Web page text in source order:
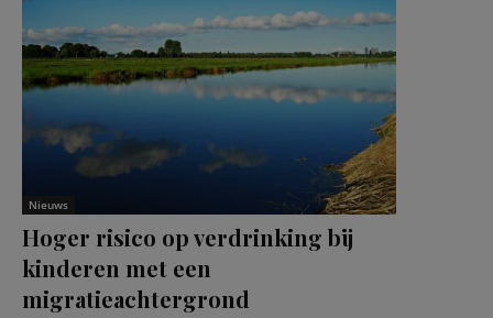
Nieuws
Hoger risico op verdrinking bij
kinderen met een
migratieachtergrond